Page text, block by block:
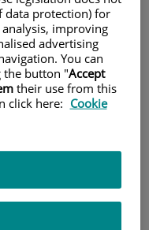
data protection) for
improving
advertising
You can
the button "Accept
their use from this
click here: Cookie